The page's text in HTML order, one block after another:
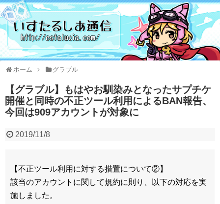
ホーム グラブル
【グラブル】もはやお馴染みとなったサプチケ
開催と同時の不正ツール利用によるBAN報告、
今回は909アカウントが対象に
2019/11/8
【不正ツール利用に対する措置について②】
該当のアカウントに関して規約に則り、以下の対応を実
施しました。